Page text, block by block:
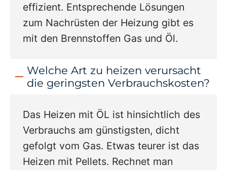
effizient. Entsprechende Lösungen
zum Nachrüsten der Heizung gibt es
mit den Brennstoffen Gas und Öl.
Welche Art zu heizen verursacht
die geringsten Verbrauchskosten?
Das Heizen mit ÖL ist hinsichtlich des
Verbrauchs am günstigsten, dicht
gefolgt vom Gas. Etwas teurer ist das
Heizen mit Pellets. Rechnet man